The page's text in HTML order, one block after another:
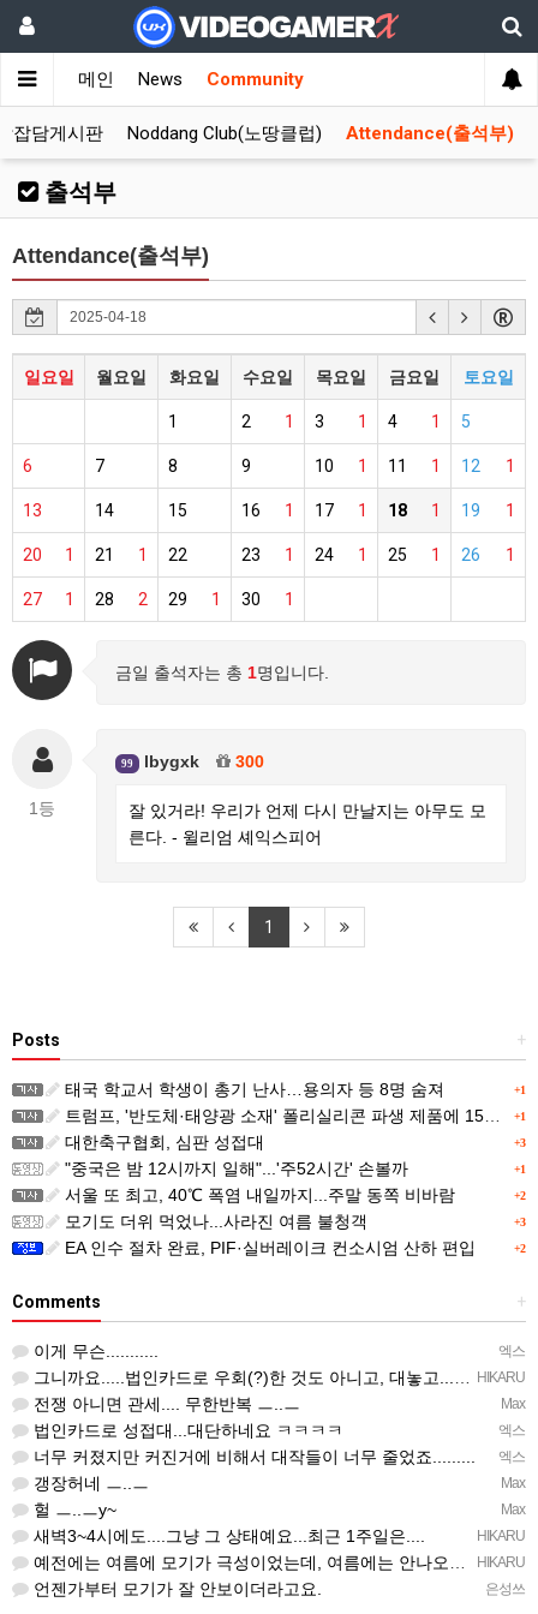
메인 News Community
잡담게시판 Noddang Club(노땅클럽) Attendance(출석부)
출석부
Attendance(출석부)
일요일 월요일 화요일 수요일 목요일 금요일 토요일
1 1
2 1
3 1
4 5
6 7 8 9 1
10 1
11 1
12
13 14 15 1
16 1
17 1
18 1
19
1
20 1
21 22 1
23 1
24 1
25 1
26
1
27 2
28 1
29 1
30
금일 출석자는 총 1명입니다.
1등
99 lbygxk 300
잘 있거라! 우리가 언제 다시 만날지는 아무도 모
른다. - 윌리엄 셰익스피어
1
+
Posts
+1
태국 학교서 학생이 총기 난사…용의자 등 8명 숨져
+1
트럼프, '반도체·태양광 소재' 폴리실리콘 파생 제품에 15% 관세...한국 기업도 영향
+3
대한축구협회, 심판 성접대
+1
"중국은 밤 12시까지 일해"...'주52시간' 손볼까
+2
서울 또 최고, 40℃ 폭염 내일까지...주말 동쪽 비바람
+3
모기도 더위 먹었나...사라진 여름 불청객
+2
EA 인수 절차 완료, PIF·실버레이크 컨소시엄 산하 편입
+
Comments
엑스
이게 무슨...........
HIKARU
그니까요.....법인카드로 우회(?)한 것도 아니고, 대놓고...ㅋ ㅋ)
Max
전쟁 아니면 관세.... 무한반복 ㅡ..ㅡ
엑스
법인카드로 성접대...대단하네요 ㅋㅋㅋㅋ
엑스
너무 커졌지만 커진거에 비해서 대작들이 너무 줄었죠.........
Max
갱장허네 ㅡ..ㅡ
Max
헐 ㅡ..ㅡy~
HIKARU
새벽3~4시에도....그냥 그 상태예요...최근 1주일은....
HIKARU
예전에는 여름에 모기가 극성이었는데, 여름에는 안나오는 것 같은.....ㅎ ㅎ)
은성쓰
언젠가부터 모기가 잘 안보이더라고요.